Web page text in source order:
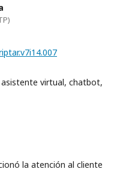
virtual, chatbot,
la atención al cliente